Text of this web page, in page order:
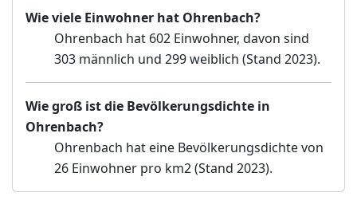
Wie viele Einwohner hat Ohrenbach?
Ohrenbach hat 602 Einwohner, davon sind
303 männlich und 299 weiblich (Stand 2023).
Wie groß ist die Bevölkerungsdichte in
Ohrenbach?
Ohrenbach hat eine Bevölkerungsdichte von
26 Einwohner pro km2 (Stand 2023).